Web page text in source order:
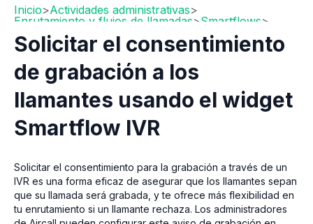
Inicio>Actividades administrativas>
Enrutamiento y flujos de llamadas>Smartflows>
Configuración de Smartflows
Solicitar el consentimiento
de grabación a los
llamantes usando el widget
Smartflow IVR
Solicitar el consentimiento para la grabación a través de un
IVR es una forma eficaz de asegurar que los llamantes sepan
que su llamada será grabada, y te ofrece más flexibilidad en
tu enrutamiento si un llamante rechaza. Los administradores